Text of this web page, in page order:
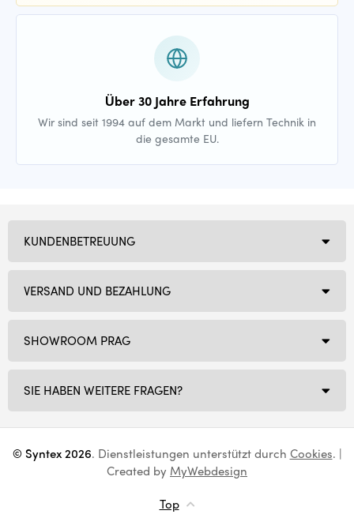
Über 30 Jahre Erfahrung
Wir sind seit 1994 auf dem Markt und liefern Technik in
die gesamte EU.
SHOWROOM PRAG
SIE HABEN WEITERE FRAGEN?
KUNDENBETREUUNG
VERSAND UND BEZAHLUNG
© Syntex 2026. Dienstleistungen unterstützt durch Cookies. |
Created by MyWebdesign
Top